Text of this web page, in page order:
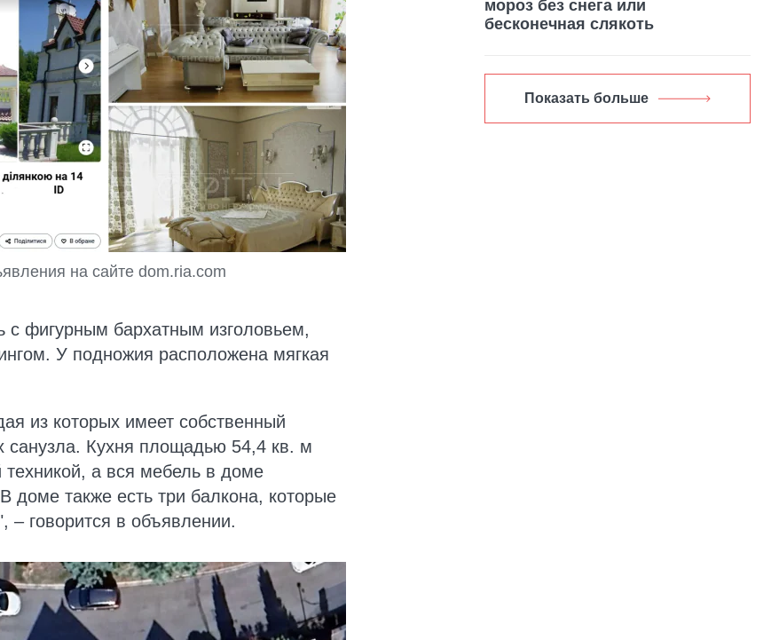
на сайте dom.ria.com
с фигурным бархатным изголовьем,
У подножия расположена мягкая
из которых имеет собственный
санузла. Кухня площадью 54,4 кв. м
а вся мебель в доме
доме также есть три балкона, которые
– говорится в объявлении.
мороз без снега или
бесконечная слякоть
Показать больше